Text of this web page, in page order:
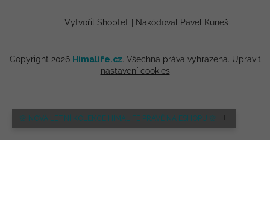
🌸 NOVÁ LETNÍ KOLEKCE HIMALIFE PRÁVĚ NA ESHOPU 🌸
Vytvořil Shoptet Nakódoval Pavel Kuneš
Copyright 2026 Himalife.cz. Všechna práva vyhrazena. Upravit
nastavení cookies